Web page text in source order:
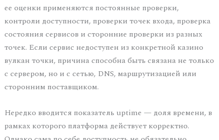
ее оценки применяются постоянные проверки,
контроли доступности, проверки точек входа, проверка
состояния сервисов и сторонние проверки из разных
точек. Если сервис недоступен из конкретной казино
вулкан точки, причина способна быть связана не только
с сервером, но и с сетью, DNS, маршрутизацией или
сторонним поставщиком.
Нередко вводится показатель uptime — доля времени, в
рамках которого платформа действует корректно.